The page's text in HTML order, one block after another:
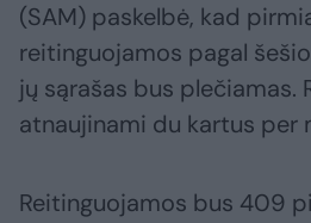
(SAM) paskelbė, kad
reitinguojamos pagal
jų sąrašas bus plečiamas.
atnaujinami du kartus per
Reitinguojamos bus 409